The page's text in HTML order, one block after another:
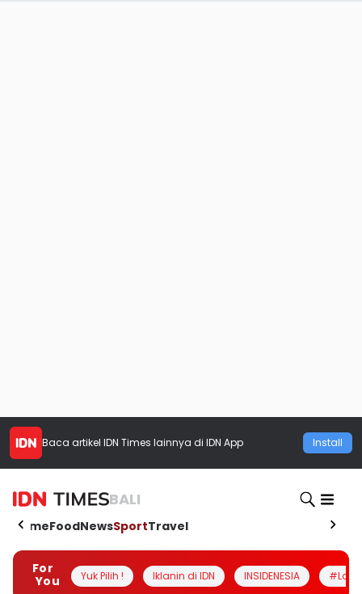
Baca artikel IDN Times lainnya di IDN App Install
BALI
HomeFoodNewsSportTravel
For
You
Yuk Pilih ! Iklanin di IDN INSIDENESIA